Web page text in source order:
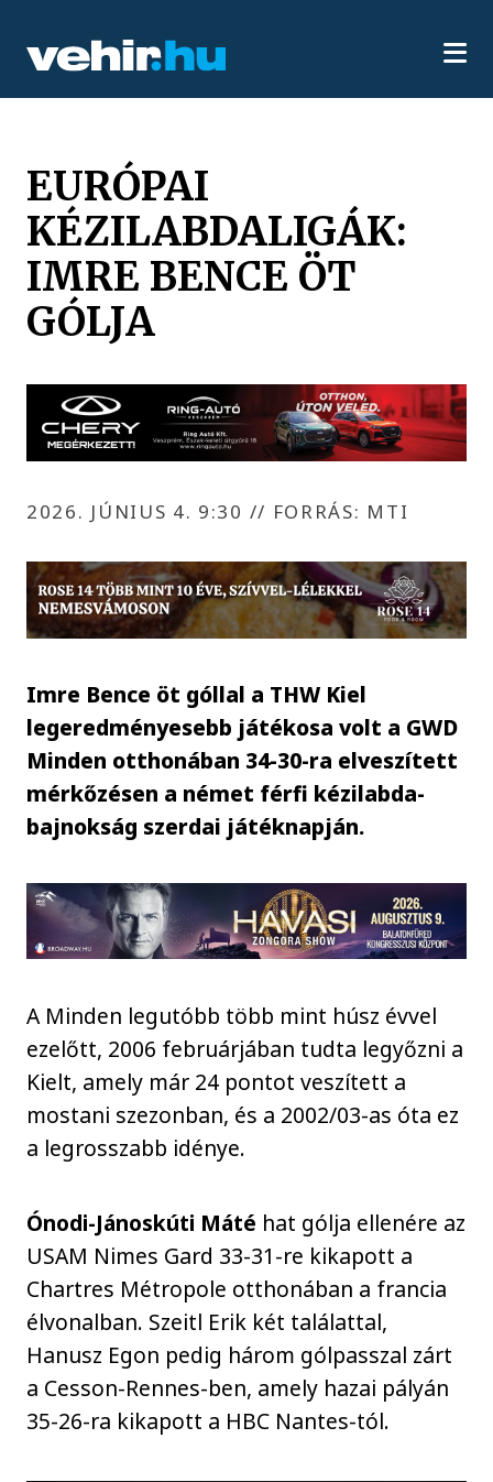
EURÓPAI
KÉZILABDALIGÁK:
IMRE BENCE ÖT
GÓLJA
2026. JÚNIUS 4. 9:30 // FORRÁS: MTI
Imre Bence öt góllal a THW Kiel
legeredményesebb játékosa volt a GWD
Minden otthonában 34-30-ra elveszített
mérkőzésen a német férfi kézilabda-
bajnokság szerdai játéknapján.
A Minden legutóbb több mint húsz évvel
ezelőtt, 2006 februárjában tudta legyőzni a
Kielt, amely már 24 pontot veszített a
mostani szezonban, és a 2002/03-as óta ez
a legrosszabb idénye.
Ónodi-Jánoskúti Máté hat gólja ellenére az
USAM Nimes Gard 33-31-re kikapott a
Chartres Métropole otthonában a francia
élvonalban. Szeitl Erik két találattal,
Hanusz Egon pedig három gólpasszal zárt
a Cesson-Rennes-ben, amely hazai pályán
35-26-ra kikapott a HBC Nantes-tól.